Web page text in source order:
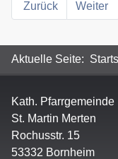
Zurück Weiter
Aktuelle Seite:
Kath. Pfarrgemeinde
St. Martin Merten
Rochusstr. 15
53332 Bornheim